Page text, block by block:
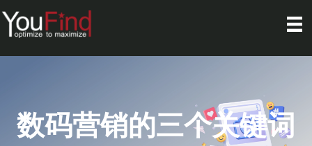
数码营销的三个关键词